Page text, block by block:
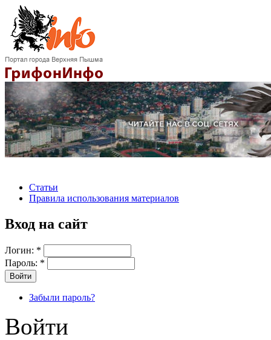
Статьи
Правила использования материалов
Вход на сайт
Логин: *
Пароль: *
Забыли пароль?
Войти